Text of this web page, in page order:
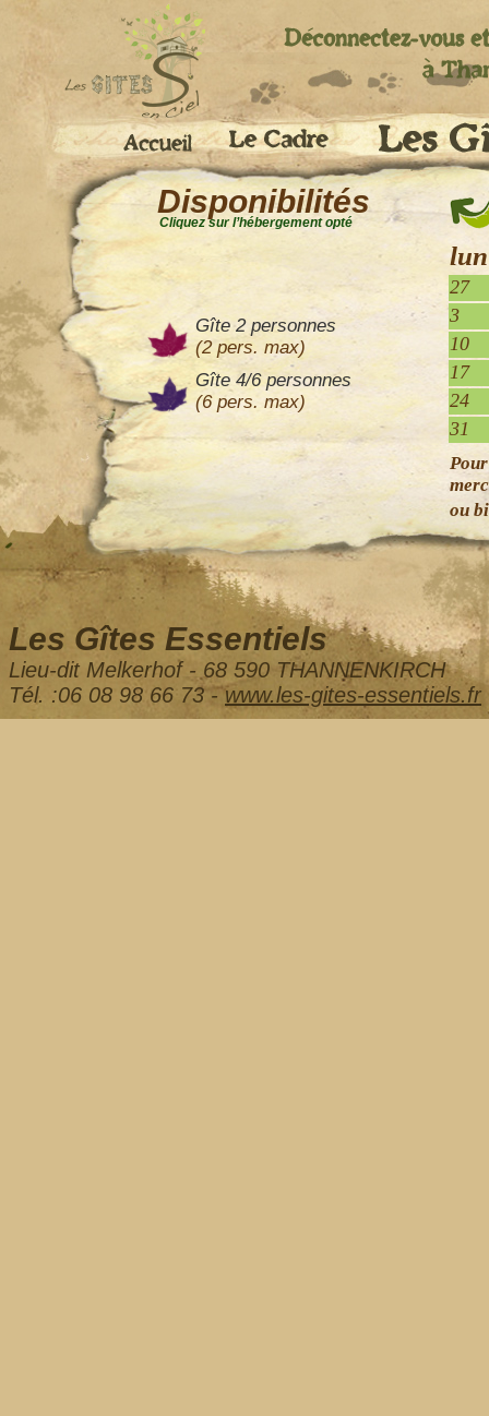
Disponibilités
Cliquez sur l’hébergement opté
Gîte 2 personnes
(2 pers. max)
Gîte 4/6 personnes
(6 pers. max)
lun
27
3
10
17
24
31
ou
Les Gîtes Essentiels
Lieu-dit Melkerhof - 68 590 THANNENKIRCH
Tél. :06 08 98 66 73 -www.les-gites-essentiels.fr